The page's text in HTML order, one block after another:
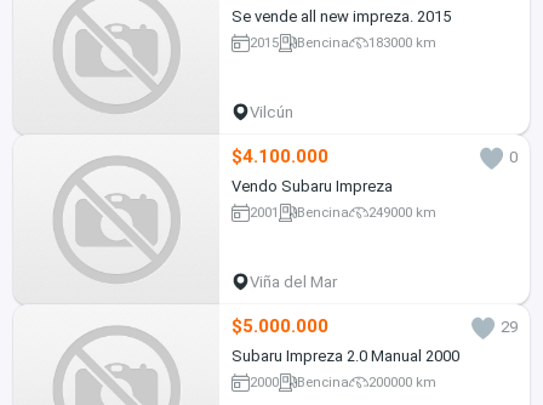
Se vende all new impreza. 2015
2015 Bencina 183000 km
Vilcún
$4.100.000
0
Vendo Subaru Impreza
2001 Bencina 249000 km
Viña del Mar
$5.000.000
29
Subaru Impreza 2.0 Manual 2000
2000 Bencina 200000 km